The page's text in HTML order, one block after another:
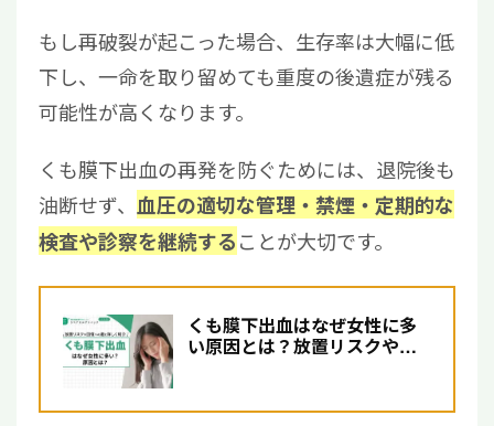
もし再破裂が起こった場合、生存率は大幅に低
下し、一命を取り留めても重度の後遺症が残る
可能性が高くなります。
くも膜下出血の再発を防ぐためには、退院後も
油断せず、 血圧の適切な管理・禁煙・定期的な
検査や診察を継続することが大切です。
くも膜下出血はなぜ女性に多
い原因とは？放置リスクや回